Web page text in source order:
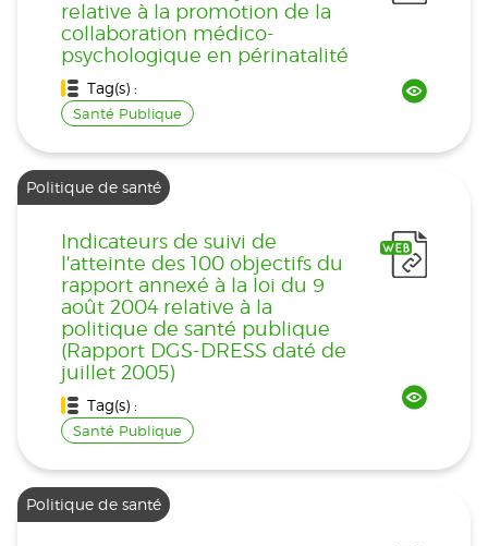
relative à la promotion de la
collaboration médico-
psychologique en périnatalité
Tag(s) :
Santé Publique
Politique de santé
Indicateurs de suivi de
l'atteinte des 100 objectifs du
rapport annexé à la loi du 9
août 2004 relative à la
politique de santé publique
(Rapport DGS-DRESS daté de
juillet 2005)
Tag(s) :
Santé Publique
Politique de santé